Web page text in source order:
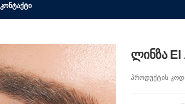
Კონტაქტი
ლინზა El
პროდუქტის